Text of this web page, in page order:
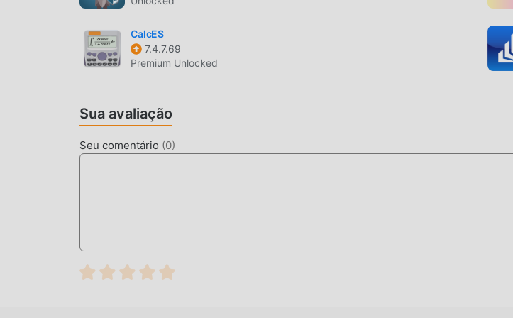
CalcES
7.4.7.69
Premium Unlocked
Sua avaliação
Seu comentário (0)